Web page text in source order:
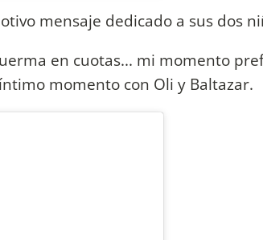
mensaje dedicado a sus dos
en cuotas... mi momento
momento con Oli y Baltazar.